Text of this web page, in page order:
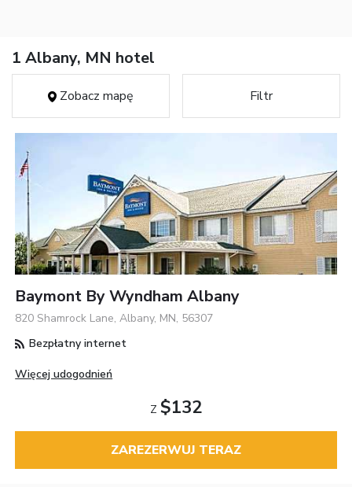
1 Albany, MN hotel
Zobacz mapę Filtr
Baymont By Wyndham Albany
820 Shamrock Lane, Albany, MN, 56307
Bezpłatny internet
Więcej udogodnień
Z $132
ZAREZERWUJ TERAZ